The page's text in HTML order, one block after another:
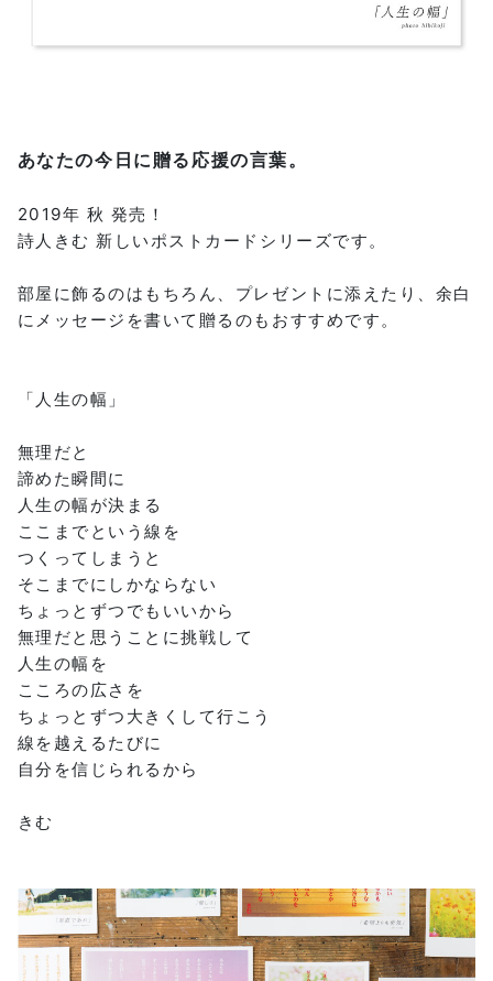
あなたの今日に贈る応援の言葉。
2019年 秋 発売！
詩人きむ 新しいポストカードシリーズです。
部屋に飾るのはもちろん、プレゼントに添えたり、余白
にメッセージを書いて贈るのもおすすめです。
「人生の幅」
無理だと
諦めた瞬間に
人生の幅が決まる
ここまでという線を
つくってしまうと
そこまでにしかならない
ちょっとずつでもいいから
無理だと思うことに挑戦して
人生の幅を
こころの広さを
ちょっとずつ大きくして行こう
線を越えるたびに
自分を信じられるから
きむ